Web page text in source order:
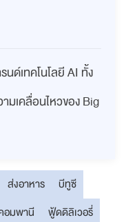
นด์เทคโนโลยี AI ทั้ง
ามเคลื่อนไหวของ Big
ส่งอาหาร
บีทูซี
อมพานี
ฟู้ดดิลิเวอรี่